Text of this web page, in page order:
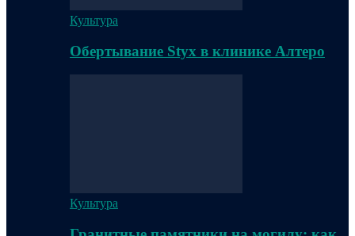
Культура
Обертывание Styx в клинике Алтеро
Культура